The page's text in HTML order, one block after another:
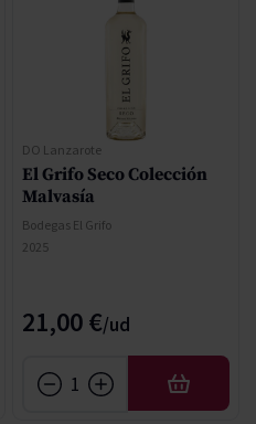
DO Lanzarote
El Grifo Seco Colección
Malvasía
Bodegas El Grifo
2025
21,00 €
AFEGIR